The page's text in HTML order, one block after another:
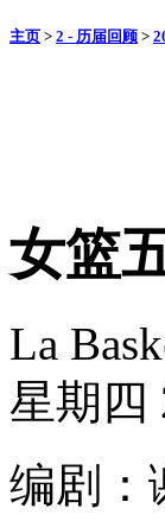
主页 > 2 - 历届回顾 >
女篮
La
星期四
编剧：